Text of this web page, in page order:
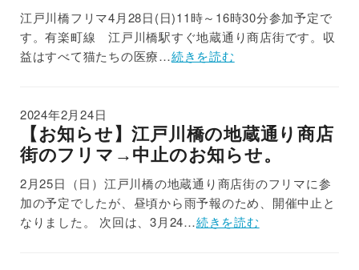
江戸川橋フリマ4月28日(日)11時～16時30分参加予定で
す。有楽町線 江戸川橋駅すぐ地蔵通り商店街です。収
益はすべて猫たちの医療…続きを読む
2024年2月24日
【お知らせ】江戸川橋の地蔵通り商店
街のフリマ→中止のお知らせ。
2月25日（日）江戸川橋の地蔵通り商店街のフリマに参
加の予定でしたが、昼頃から雨予報のため、開催中止と
なりました。 次回は、3月24…続きを読む